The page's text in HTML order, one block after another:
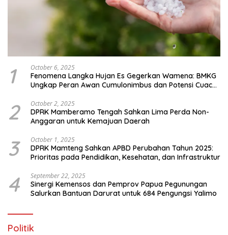
1 October 6, 2025
Fenomena Langka Hujan Es Gegerkan Wamena: BMKG
Ungkap Peran Awan Cumulonimbus dan Potensi Cuaca
2 October 2, 2025
DPRK Mamberamo Tengah Sahkan Lima Perda Non-
Anggaran untuk Kemajuan Daerah
3 October 1, 2025
DPRK Mamteng Sahkan APBD Perubahan Tahun 2025:
Prioritas pada Pendidikan, Kesehatan, dan Infrastruktur
4 September 22, 2025
Sinergi Kemensos dan Pemprov Papua Pegunungan
Salurkan Bantuan Darurat untuk 684 Pengungsi Yalimo
Politik